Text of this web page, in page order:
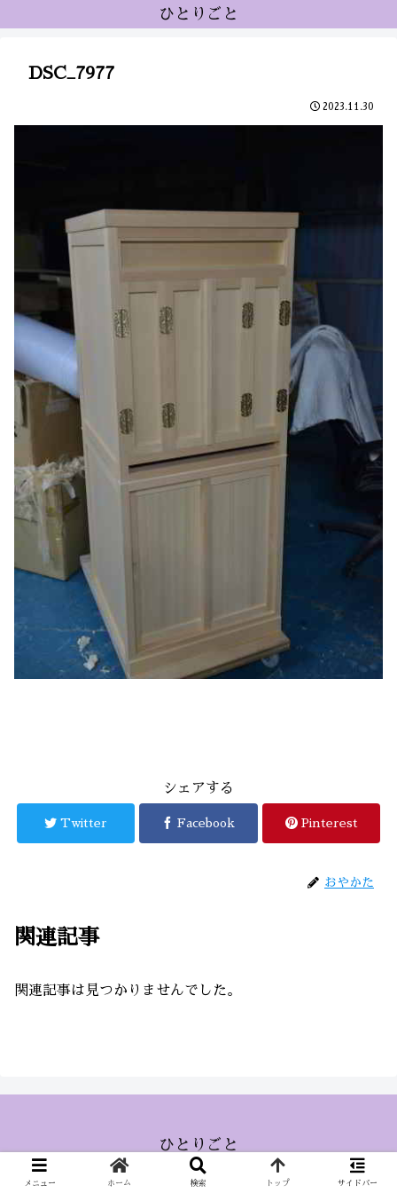
ひとりごと
DSC_7977
2023.11.30
シェアする
Twitter Facebook Pinterest
おやかた
関連記事
関連記事は見つかりませんでした。
ひとりごと
© 2015 ひとりごと.
メニュー ホーム 検索 トップ サイドバー